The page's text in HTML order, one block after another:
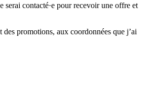
contacté·e pour recevoir une offre et
promotions, aux coordonnées que j’ai